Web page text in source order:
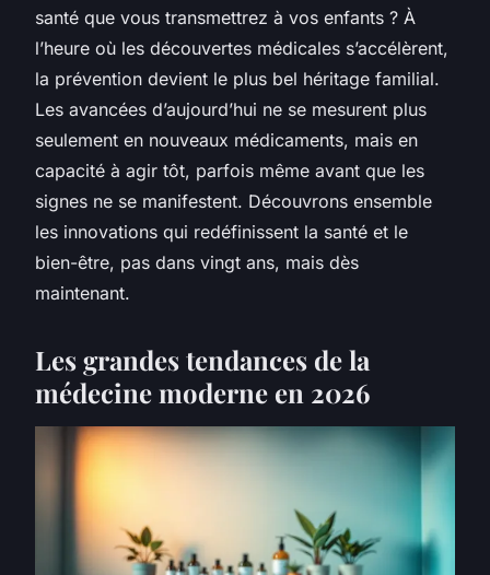
santé que vous transmettrez à vos enfants ? À
l’heure où les découvertes médicales s’accélèrent,
la prévention devient le plus bel héritage familial.
Les avancées d’aujourd’hui ne se mesurent plus
seulement en nouveaux médicaments, mais en
capacité à agir tôt, parfois même avant que les
signes ne se manifestent. Découvrons ensemble
les innovations qui redéfinissent la santé et le
bien-être, pas dans vingt ans, mais dès
maintenant.
Les grandes tendances de la
médecine moderne en 2026